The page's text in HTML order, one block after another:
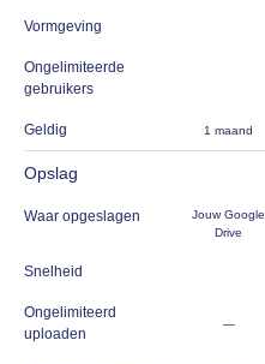
Vormgeving
Ongelimiteerde
gebruikers
Geldig 1 maand
Opslag
Waar opgeslagen
Jouw Google
Drive
Snelheid
Ongelimiteerd
uploaden
—